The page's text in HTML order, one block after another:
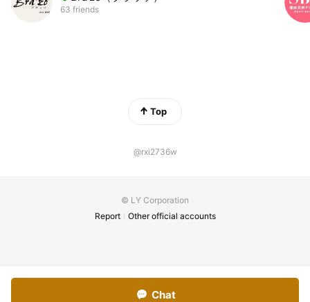
にもよりますが、その日の気分に合わせてどちらかお選び
63 friends
Top
@rxi2736w
© LY Corporation
Report
Other official accounts
Chat